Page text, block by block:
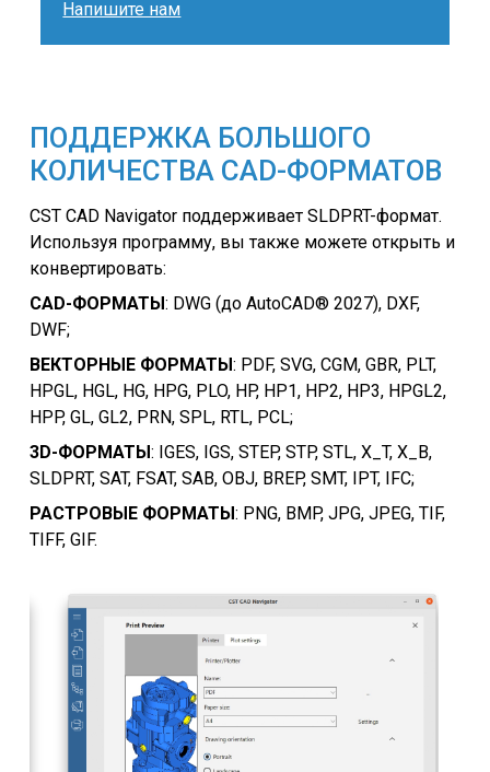
Напишите нам
ПОДДЕРЖКА БОЛЬШОГО
КОЛИЧЕСТВА CAD-ФОРМАТОВ
CST CAD Navigator поддерживает SLDPRT-формат.
Используя программу, вы также можете открыть и
конвертировать:
CAD-ФОРМАТЫ: DWG (до AutoCAD® 2027), DXF,
DWF;
ВЕКТОРНЫЕ ФОРМАТЫ: PDF, SVG, CGM, GBR, PLT,
HPGL, HGL, HG, HPG, PLO, HP, HP1, HP2, HP3, HPGL2,
HPP, GL, GL2, PRN, SPL, RTL, PCL;
3D-ФОРМАТЫ: IGES, IGS, STEP, STP, STL, X_T, X_B,
SLDPRT, SAT, FSAT, SAB, OBJ, BREP, SMT, IPT, IFC;
РАСТРОВЫЕ ФОРМАТЫ: PNG, BMP, JPG, JPEG, TIF,
TIFF, GIF.